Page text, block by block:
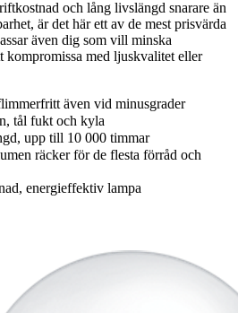
och lång livslängd snarare än
är det här ett av de mest prisvärda
även dig som vill minska
kompromissa med ljuskvalitet eller
även vid minusgrader
tål fukt och kyla
upp till 10 000 timmar
räcker för de flesta förråd och
energieffektiv lampa